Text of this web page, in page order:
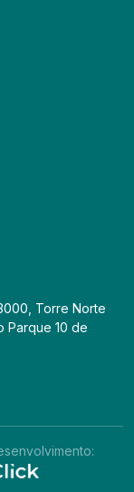
Torre Norte
Parque 10 de